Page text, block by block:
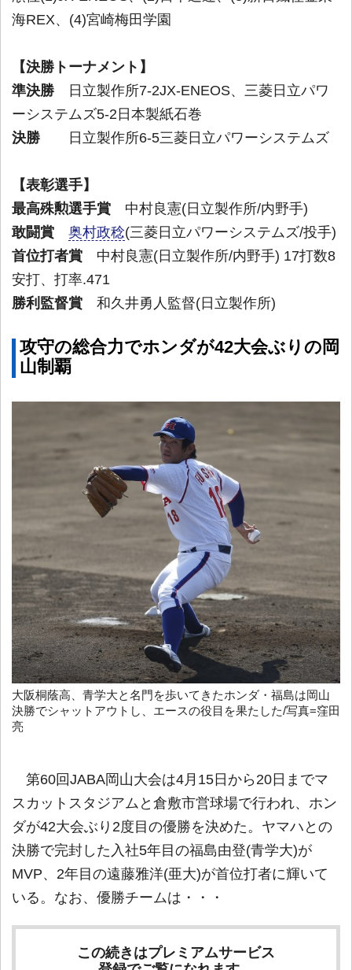
海REX、(4)宮崎梅田学園
【決勝トーナメント】
準決勝 日立製作所7-2JX-ENEOS、三菱日立パワ
ーシステムズ5-2日本製紙石巻
決勝 日立製作所6-5三菱日立パワーシステムズ
【表彰選手】
最高殊勲選手賞 中村良憲(日立製作所/内野手)
敢闘賞
奥村政稔(三菱日立パワーシステムズ/投手)
首位打者賞 中村良憲(日立製作所/内野手) 17打数8
安打、打率.471
勝利監督賞 和久井勇人監督(日立製作所)
攻守の総合力でホンダが42大会ぶりの岡
山制覇
大阪桐蔭高、青学大と名門を歩いてきたホンダ・福島は岡山
決勝でシャットアウトし、エースの役目を果たした/写真=窪田
亮
第60回JABA岡山大会は4月15日から20日までマ
スカットスタジアムと倉敷市営球場で行われ、ホン
ダが42大会ぶり2度目の優勝を決めた。ヤマハとの
決勝で完封した入社5年目の福島由登(青学大)が
MVP、2年目の遠藤雅洋(亜大)が首位打者に輝いて
いる。なお、優勝チームは・・・
この続きはプレミアムサービス